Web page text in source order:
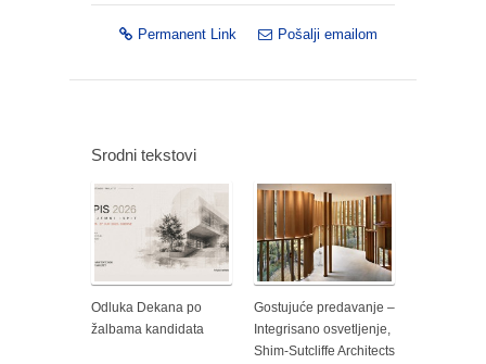
Permanent Link Pošalji emailom
Srodni tekstovi
Odluka Dekana po
žalbama kandidata
Gostujuće predavanje –
Integrisano osvetljenje,
Shim-Sutcliffe Architects